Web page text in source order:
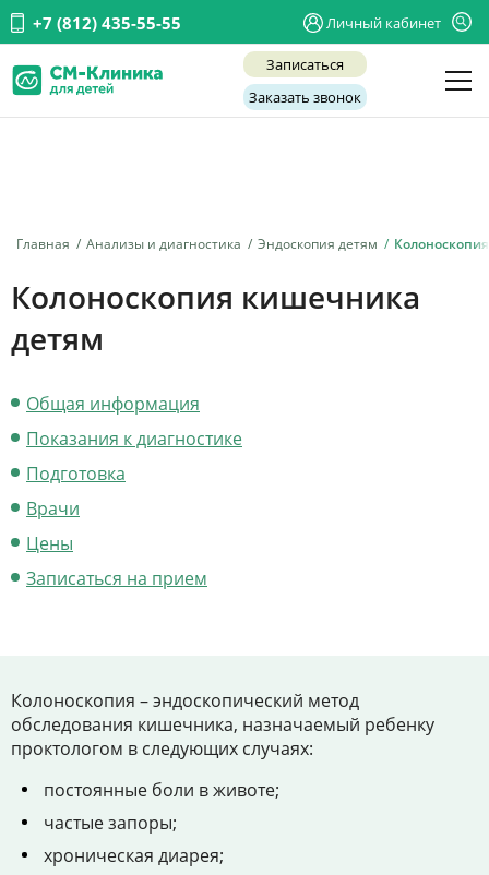
+7 (812) 435-55-55 Личный кабинет
Записаться
Заказать звонок
Главная Анализы и диагностика Эндоскопия детям
Колоноскопия кишечника
детям
Общая информация
Показания к диагностике
Подготовка
Врачи
Цены
Записаться на прием
Колоноскопия – эндоскопический метод
обследования кишечника, назначаемый ребенку
проктологом в следующих случаях:
постоянные боли в животе;
частые запоры;
хроническая диарея;
Услуги
Акции
Отзывы
Контакты
+7 (812) 435-55-55
Записаться на приём